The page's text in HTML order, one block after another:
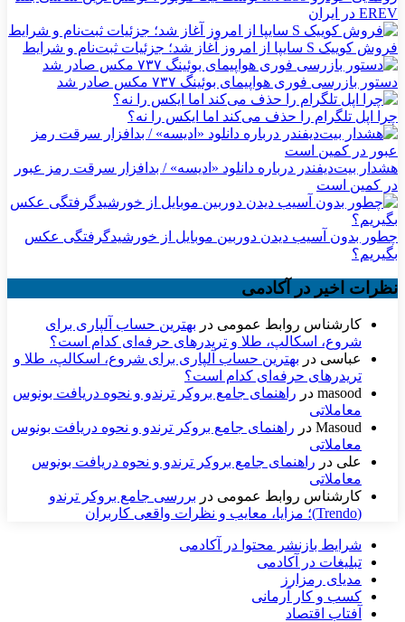
EREV در ایران
فروش کوییک S سایپا از امروز آغاز شد؛ جزئیات ثبت‌نام و شرایط
دستور بازرسی فوری هواپیمای بوئینگ ۷۳۷ مکس صادر شد
چرا اپل تلگرام را حذف می‌کند اما ایکس را نه؟
هشدار بیت‌دیفندر درباره دانلود «ادیسه» / بدافزار سرقت رمز عبور
در کمین است
چطور بدون آسیب دیدن دوربین موبایل از خورشیدگرفتگی عکس
بگیریم؟
نظرات اخیر در آکادمی
کارشناس روابط عمومی در بهترین حساب آلپاری برای
شروع، اسکالپ، طلا و تریدرهای حرفه‌ای کدام است؟
عباسی در بهترین حساب آلپاری برای شروع، اسکالپ، طلا و
تریدرهای حرفه‌ای کدام است؟
masood در راهنمای جامع بروکر ترندو و نحوه دریافت بونوس
معاملاتی
Masoud در راهنمای جامع بروکر ترندو و نحوه دریافت بونوس
معاملاتی
علی در راهنمای جامع بروکر ترندو و نحوه دریافت بونوس
معاملاتی
کارشناس روابط عمومی در بررسی جامع بروکر ترندو
(Trendo)؛ مزایا، معایب و نظرات واقعی کاربران
شرایط بازنشر محتوا در آکادمی
تبلیغات در آکادمی
مدیای رمزارز
کسب و کار آرمانی
آفتاب اقتصاد